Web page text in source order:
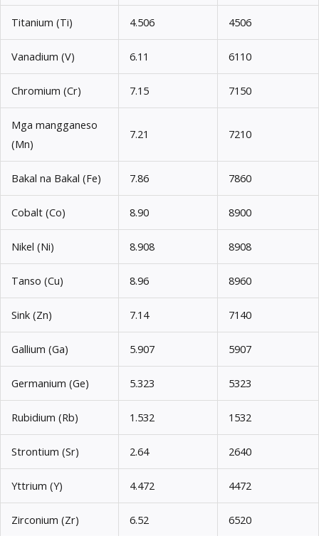
Titanium (Ti) 4.506 4506
Vanadium (V) 6.11 6110
Chromium (Cr) 7.15 7150
Mga mangganeso
(Mn)
7.21 7210
Bakal na Bakal (Fe) 7.86 7860
Cobalt (Co) 8.90 8900
Nikel (Ni) 8.908 8908
Tanso (Cu) 8.96 8960
Sink (Zn) 7.14 7140
Gallium (Ga) 5.907 5907
Germanium (Ge) 5.323 5323
Rubidium (Rb) 1.532 1532
Strontium (Sr) 2.64 2640
Yttrium (Y) 4.472 4472
Zirconium (Zr) 6.52 6520